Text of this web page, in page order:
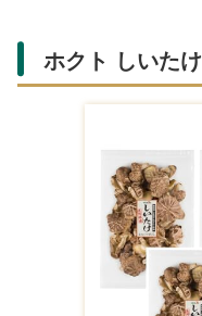
ホクト しいたけ